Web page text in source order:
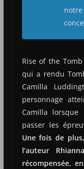
Rise of the
qui a rendu
Camilla
personnage
Camilla
passer les
Une fois de
l’auteur
récompensée,